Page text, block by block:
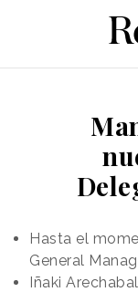
Hasta el
General
Iñaki